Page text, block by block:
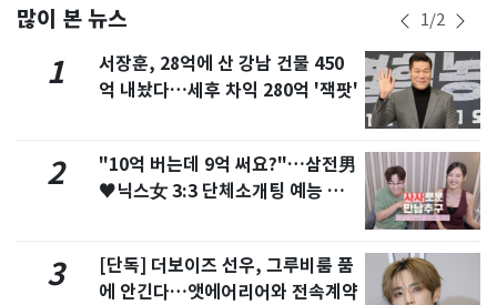
많이 본 뉴스 1/2
1
서장훈, 28억에 산 강남 건물 450
억 내놨다…세후 차익 280억 '잭팟'
2
"10억 버는데 9억 써요?"…삼전男
♥닉스女 3:3 단체소개팅 예능 화
3
[단독] 더보이즈 선우, 그루비룸 품
에 안긴다…앳에어리어와 전속계약